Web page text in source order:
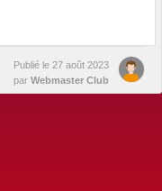
Publié le 27 août 2023
par Webmaster Club